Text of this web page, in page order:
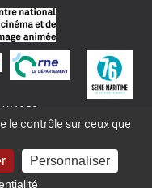
PLAN DU SITE
le contrôle sur ceux que
Personnaliser